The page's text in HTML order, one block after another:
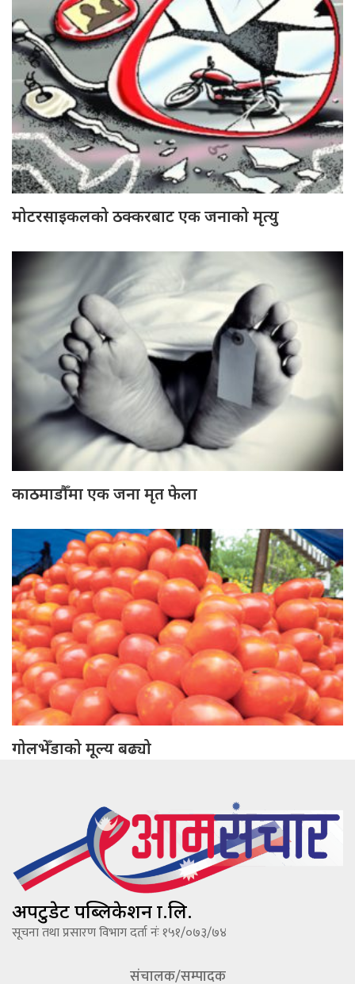
मोटरसाइकलको ठक्करबाट एक जनाको मृत्यु
काठमाडौँमा एक जना मृत फेला
गोलभेँडाको मूल्य बढ्यो
अपटुडेट पब्लिकेशन प्रा.लि.
सूचना तथा प्रसारण विभाग दर्ता नंः १५१/०७३/७४
संचालक/सम्पादक